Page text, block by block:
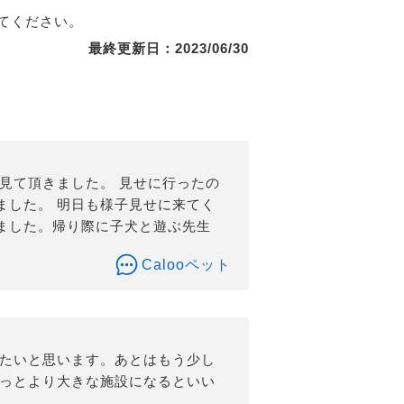
ださい。
最終更新日：2023/06/30
て頂きました。 見せに行ったの
た。 明日も様子見せに来てく
した。帰り際に子犬と遊ぶ先生
Calooペット
いと思います。あとはもう少し
とより大きな施設になるといい